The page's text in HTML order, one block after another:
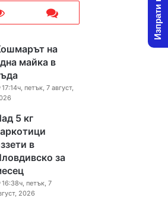
на
майка в
17:14ч, петък, 7 август,
5 кг
в
за
16:38ч, петък, 7
2026